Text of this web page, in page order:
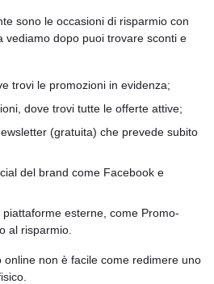
sono le occasioni di risparmio con
vediamo dopo puoi trovare sconti e
trovi le promozioni in evidenza;
dove trovi tutte le offerte attive;
(gratuita) che prevede subito
del brand come Facebook e
esterne, come Promo-
al risparmio.
online non è facile come redimere uno